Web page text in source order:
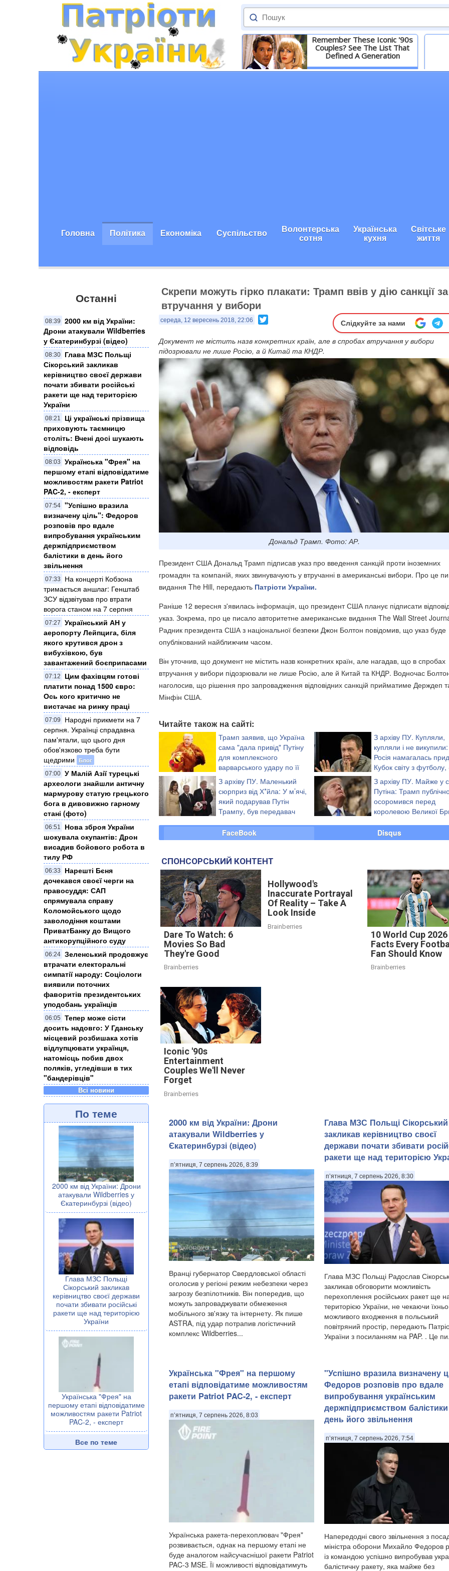
Remember These Iconic '90s
Couples? See The List That
Defined A Generation
Детальніше
Головна Політика Економіка Суспільство Волонтерська
сотня
Українська
кухня
Світське
життя
Останні
08:39
2000 км від України:
Дрони атакували Wildberries
у Єкатеринбурзі (відео)
08:30
Глава МЗС Польщі
Сікорський закликав
керівництво своєї держави
почати збивати російські
ракети ще над територією
України
08:21
Ці українські прізвища
приховують таємницю
століть: Вчені досі шукають
відповідь
08:03
Українська "Фрея" на
першому етапі відповідатиме
можливостям ракети Patriot
PAC-2, - експерт
07:54 "Успішно вразила
визначену ціль": Федоров
розповів про вдале
випробування українським
держпідприємством
балістики в день його
звільнення
07:33
На концерті Кобзона
тримається аншлаг: Генштаб
ЗСУ відзвітував про втрати
ворога станом на 7 серпня
07:27
Український АН у
аеропорту Лейпцига, біля
якого крутився дрон з
вибухівкою, був
завантажений боєприпасами
07:12
Цим фахівцям готові
платити понад 1500 євро:
Ось кого критично не
вистачає на ринку праці
07:09
Народні прикмети на 7
серпня. Українці спрадавна
пам'ятали, що цього дня
обов'язково треба бути
щедрими
Блог
07:00 У Малій Азії турецькі
археологи знайшли античну
мармурову статую грецького
бога в дивовижно гарному
стані (фото)
06:51
Нова зброя України
шокувала окупантів: Дрон
висадив бойового робота в
тилу РФ
06:33
Нарешті Бєня
дочекався своєї черги на
правосуддя: САП
спрямувала справу
Коломойського щодо
заволодіння коштами
ПриватБанку до Вищого
антикорупційного суду
06:24 Зеленський продовжує
втрачати електоральні
симпатії народу: Соціологи
виявили поточних
фаворитів президентських
уподобань українців
06:05
Тепер може сісти
досить надовго: У Гданську
місцевий розбишака хотів
відлупцювати українця,
натомісць побив двох
поляків, угледівши в тих
"бандерівців"
Всі новини
По теме
2000 км від України: Дрони
атакували Wildberries у
Єкатеринбурзі (відео)
Глава МЗС Польщі
Сікорський закликав
керівництво своєї держави
почати збивати російські
ракети ще над територією
України
Українська "Фрея" на
першому етапі відповідатиме
можливостям ракети Patriot
PAC-2, - експерт
Все по теме
Скрепи можуть гірко плакати: Трамп ввів у дію санкції за
втручання у вибори
середа, 12 вересень 2018, 22:06 Слідкуйте за нами
Документ не містить назв конкретних країн, але в спробах втручання у вибори
підозрювали не лише Росію, а й Китай та КНДР.
Дональд Трамп. Фото: АР.
Президент США Дональд Трамп підписав указ про введення санкцій проти іноземних
громадян та компаній, яких звинувачують у втручанні в американські вибори. Про це
видання The Hill, передають Патріоти України.
Раніше 12 вересня з'явилась інформація, що президент США планує підписати
указ. Зокрема, про це писало авторитетне американське видання The Wall Street
Радник президента США з національної безпеки Джон Болтон повідомив, що указ буде
опублікований найближчим часом.
Він уточнив, що документ не містить назв конкретних країн, але нагадав, що в спробах
втручання у вибори підозрювали не лише Росію, але й Китай та КНДР. Водночас
наголосив, що рішення про запровадження відповідних санкцій прийматиме Держдеп
Мінфін США.
Читайте також на сайті:
Трамп заявив, що Україна
сама "дала привід" Путіну
для комплексного
варварського удару по її
містах, а санкційний
законопроєкт сенатора Грема назвав надто
жорстоким щодо Росії
З архіву ПУ. Купляли,
купляли і не
Росія намагалась
Кубок світу з футболу,
Муждабаєв
З архіву ПУ. Маленький
сюрприз від Х*йла: У м’ячі,
який подарував Путін
Трампу, був передавач
З архіву ПУ. Майже у
Путіна: Трамп
осоромився перед
королевою Великої
FaceBook
Disqus
СПОНСОРСЬКИЙ КОНТЕНТ
Dare To Watch: 6
Movies So Bad
They're Good
Brainberries
Hollywood's
Inaccurate Portrayal
Of Reality – Take A
Look Inside
Brainberries
10 World Cup 2026
Facts Every
Fan Should Know
Brainberries
Iconic '90s
Entertainment
Couples We'll Never
Forget
Brainberries
2000 км від України: Дрони
атакували Wildberries у
Єкатеринбурзі (відео)
п’ятниця, 7 серпень 2026, 8:39
Вранці губернатор Свердловської області
оголосив у регіоні режим небезпеки через
загрозу безпілотників. Він попередив, що
можуть запроваджувати обмеження
мобільного зв'язку та інтернету. Як пише
ASTRA, під удар потрапив логістичний
комплекс Wildberries...
Глава МЗС Польщі Сікорський
закликав керівництво своєї
держави почати збивати
ракети ще над територією
п’ятниця, 7 серпень 2026, 8:30
Глава МЗС Польщі Радослав
закликав обговорити можливість
перехоплення російських ракет ще
територією України, не чекаючи
можливого входження в польський
повітряний простір, передають
України з посиланням на PAP. . Це
Українська "Фрея" на першому
етапі відповідатиме можливостям
ракети Patriot PAC-2, - експерт
п’ятниця, 7 серпень 2026, 8:03
Українська ракета-перехоплювач "Фрея"
розвивається, однак на першому етапі не
буде аналогом найсучаснішої ракети Patriot
PAC-3 MSE. Її можливості відповідатимуть
"Успішно вразила визначену
Федоров розповів про вдале
випробування українським
держпідприємством
день його звільнення
п’ятниця, 7 серпень 2026, 7:54
Напередодні свого звільнення з
міністра оборони Михайло Федоров
із командою успішно випробував
балістичну ракету, яка майже без